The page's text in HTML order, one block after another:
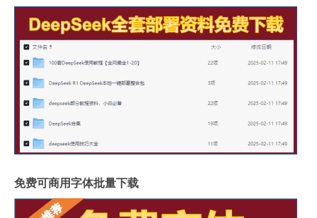
免费可商用字体批量下载